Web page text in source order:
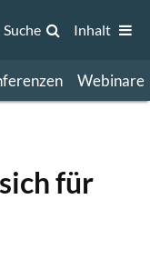
Webinare
Suche Inhalt
für